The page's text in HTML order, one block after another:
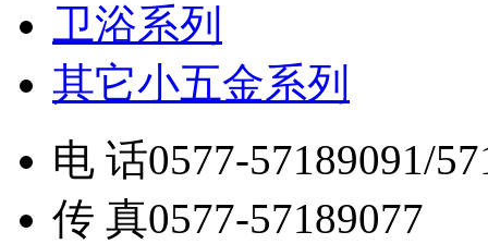
卫浴系列
其它小五金系列
电 话0577-57189091/
传 真0577-57189077